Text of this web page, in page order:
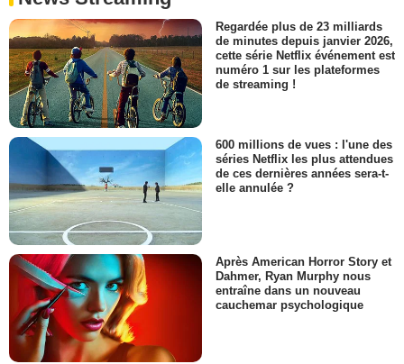
Regardée plus de 23 milliards
de minutes depuis janvier 2026,
cette série Netflix événement est
numéro 1 sur les plateformes
de streaming !
600 millions de vues : l'une des
séries Netflix les plus attendues
de ces dernières années sera-t-
elle annulée ?
Après American Horror Story et
Dahmer, Ryan Murphy nous
entraîne dans un nouveau
cauchemar psychologique